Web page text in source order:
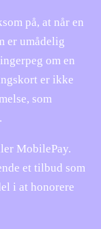
på, at når en
er umådelig
om en
er ikke
som
MobilePay.
et tilbud som
i at honorere